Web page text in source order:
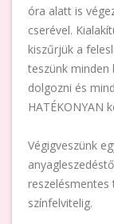
óra alatt is
cserével.
kiszűrjük a
teszünk minden
dolgozni és
HATÉKONYAN
Végigveszünk
reszelésmentes
színfelvitelig.